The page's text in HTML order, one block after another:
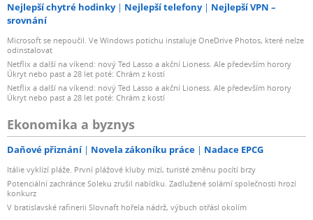
Nejlepší chytré hodinky Nejlepší telefony
Nejlepší VPN –
srovnání
Microsoft se nepoučil. Ve Windows potichu instaluje OneDrive Photos, které nelze
odinstalovat
Netflix a další na víkend: nový Ted Lasso a akční Lioness. Ale především horory
Úkryt nebo past a 28 let poté: Chrám z kostí
Netflix a další na víkend: nový Ted Lasso a akční Lioness. Ale především horory
Úkryt nebo past a 28 let poté: Chrám z kostí
Ekonomika a byznys
Daňové přiznání Novela zákoníku práce Nadace EPCG
Itálie vyklízí pláže. První plážové kluby mizí, turisté změnu pocítí brzy
Potenciální zachránce Soleku zrušil nabídku. Zadlužené solární společnosti hrozí
konkurz
V bratislavské rafinerii Slovnaft hořela nádrž, výbuch otřásl okolím